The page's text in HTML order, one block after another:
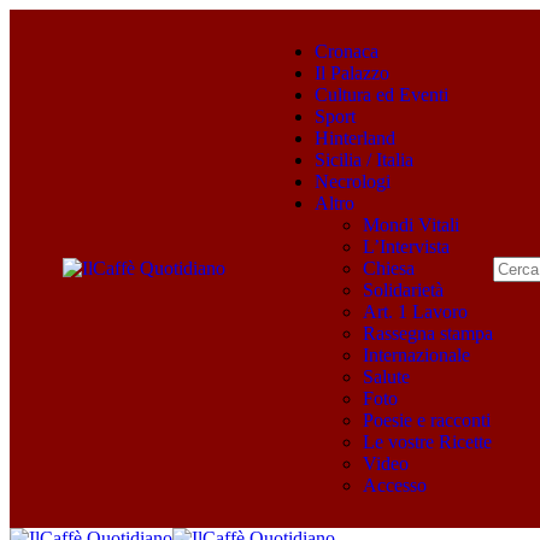
Cronaca
Il Palazzo
Cultura ed Eventi
Sport
Hinterland
Sicilia / Italia
Necrologi
Altro
Mondi Vitali
L’Intervista
Chiesa
Solidarietà
Art. 1 Lavoro
Rassegna stampa
Internazionale
Salute
Foto
Poesie e racconti
Le vostre Ricette
Video
Accesso